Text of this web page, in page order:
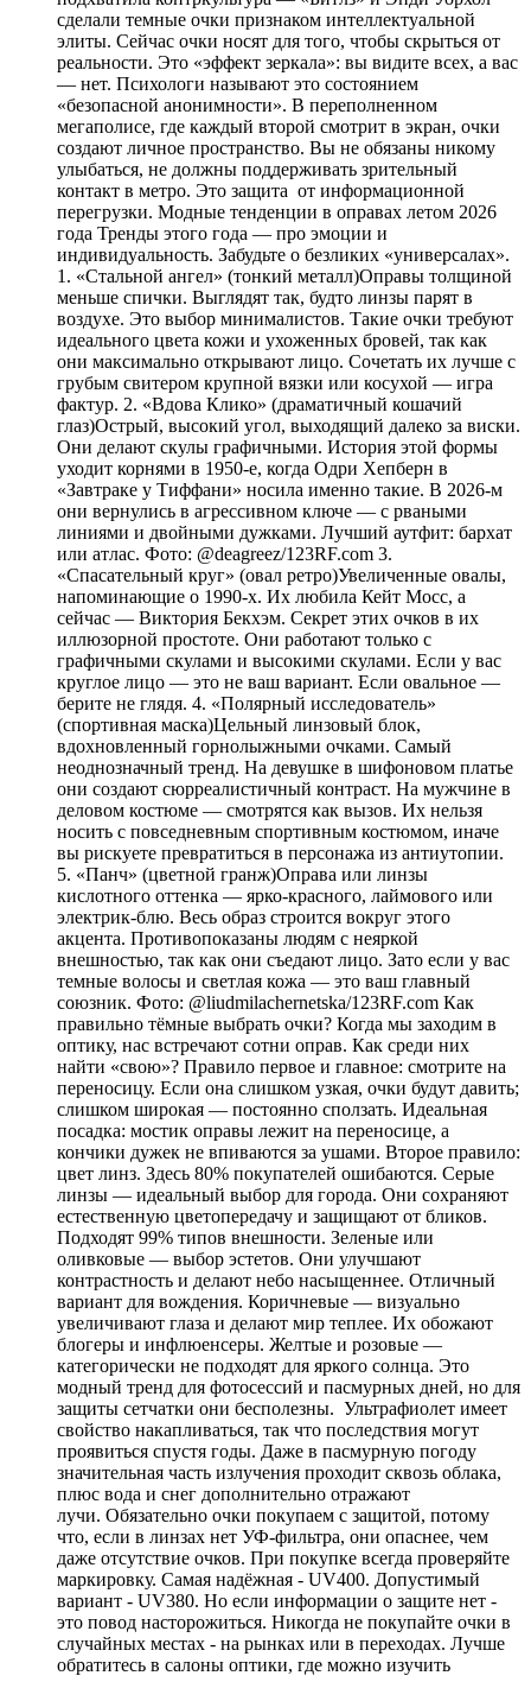
сделали темные очки признаком интеллектуальной
элиты. Сейчас очки носят для того, чтобы скрыться от
реальности. Это «эффект зеркала»: вы видите всех, а вас
— нет. Психологи называют это состоянием
«безопасной анонимности». В переполненном
мегаполисе, где каждый второй смотрит в экран, очки
создают личное пространство. Вы не обязаны никому
улыбаться, не должны поддерживать зрительный
контакт в метро. Это защита от информационной
перегрузки. Модные тенденции в оправах летом 2026
года Тренды этого года — про эмоции и
индивидуальность. Забудьте о безликих «универсалах».
1. «Стальной ангел» (тонкий металл)Оправы толщиной
меньше спички. Выглядят так, будто линзы парят в
воздухе. Это выбор минималистов. Такие очки требуют
идеального цвета кожи и ухоженных бровей, так как
они максимально открывают лицо. Сочетать их лучше с
грубым свитером крупной вязки или косухой — игра
фактур. 2. «Вдова Клико» (драматичный кошачий
глаз)Острый, высокий угол, выходящий далеко за виски.
Они делают скулы графичными. История этой формы
уходит корнями в 1950-е, когда Одри Хепберн в
«Завтраке у Тиффани» носила именно такие. В 2026-м
они вернулись в агрессивном ключе — с рваными
линиями и двойными дужками. Лучший аутфит: бархат
или атлас. Фото: @deagreez/123RF.com 3.
«Спасательный круг» (овал ретро)Увеличенные овалы,
напоминающие о 1990-х. Их любила Кейт Мосс, а
сейчас — Виктория Бекхэм. Секрет этих очков в их
иллюзорной простоте. Они работают только с
графичными скулами и высокими скулами. Если у вас
круглое лицо — это не ваш вариант. Если овальное —
берите не глядя. 4. «Полярный исследователь»
(спортивная маска)Цельный линзовый блок,
вдохновленный горнолыжными очками. Самый
неоднозначный тренд. На девушке в шифоновом платье
они создают сюрреалистичный контраст. На мужчине в
деловом костюме — смотрятся как вызов. Их нельзя
носить с повседневным спортивным костюмом, иначе
вы рискуете превратиться в персонажа из антиутопии.
5. «Панч» (цветной гранж)Оправа или линзы
кислотного оттенка — ярко-красного, лаймового или
электрик-блю. Весь образ строится вокруг этого
акцента. Противопоказаны людям с неяркой
внешностью, так как они съедают лицо. Зато если у вас
темные волосы и светлая кожа — это ваш главный
союзник. Фото: @liudmilachernetska/123RF.com Как
правильно тёмные выбрать очки? Когда мы заходим в
оптику, нас встречают сотни оправ. Как среди них
найти «свою»? Правило первое и главное: смотрите на
переносицу. Если она слишком узкая, очки будут давить;
слишком широкая — постоянно сползать. Идеальная
посадка: мостик оправы лежит на переносице, а
кончики дужек не впиваются за ушами. Второе правило:
цвет линз. Здесь 80% покупателей ошибаются. Серые
линзы — идеальный выбор для города. Они сохраняют
естественную цветопередачу и защищают от бликов.
Подходят 99% типов внешности. Зеленые или
оливковые — выбор эстетов. Они улучшают
контрастность и делают небо насыщеннее. Отличный
вариант для вождения. Коричневые — визуально
увеличивают глаза и делают мир теплее. Их обожают
блогеры и инфлюенсеры. Желтые и розовые —
категорически не подходят для яркого солнца. Это
модный тренд для фотосессий и пасмурных дней, но для
защиты сетчатки они бесполезны. Ультрафиолет имеет
свойство накапливаться, так что последствия могут
проявиться спустя годы. Даже в пасмурную погоду
значительная часть излучения проходит сквозь облака,
плюс вода и снег дополнительно отражают
лучи. Обязательно очки покупаем с защитой, потому
что, если в линзах нет УФ-фильтра, они опаснее, чем
даже отсутствие очков. При покупке всегда проверяйте
маркировку. Самая надёжная - UV400. Допустимый
вариант - UV380. Но если информации о защите нет -
это повод насторожиться. Никогда не покупайте очки в
случайных местах - на рынках или в переходах. Лучше
обратитесь в салоны оптики, где можно изучить